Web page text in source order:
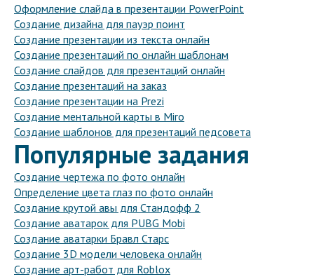
Оформление слайда в презентации PowerPoint
Создание дизайна для пауэр поинт
Создание презентации из текста онлайн
Создание презентаций по онлайн шаблонам
Создание слайдов для презентаций онлайн
Создание презентаций на заказ
Создание презентации на Prezi
Создание ментальной карты в Miro
Создание шаблонов для презентаций педсовета
Популярные задания
Создание чертежа по фото онлайн
Определение цвета глаз по фото онлайн
Создание крутой авы для Стандофф 2
Создание аватарок для PUBG Mobi
Создание аватарки Бравл Старс
Создание 3D модели человека онлайн
Создание арт-работ для Roblox